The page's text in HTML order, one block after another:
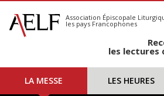
S'abonner
Calendrier
Association Épiscopale
les pays Francophones
les lectures
LA MESSE LES HEURES